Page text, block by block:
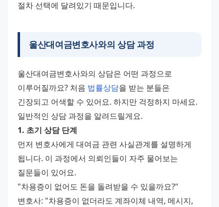
절차 선택에 달려있기 때문입니다.
울산대여금변호사와의 상담 과정
울산대여금변호사와의 상담은 어떤 과정으로
이루어질까요? 처음 법률상담을 받는 분들은
긴장되고 어색할 수 있어요. 하지만 걱정하지 마세요.
일반적인 상담 과정을 알려드릴게요.
1. 초기 상담 단계
먼저 변호사에게 대여금 관련 사실관계를 설명하게
됩니다. 이 과정에서 의뢰인들이 자주 물어보는
질문들이 있어요.
"차용증이 없어도 돈을 돌려받을 수 있을까요?"
변호사: "차용증이 없더라도 계좌이체 내역, 메시지,